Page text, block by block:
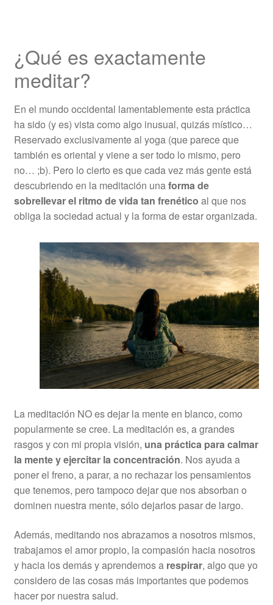
¿Qué es exactamente
meditar?
En el mundo occidental lamentablemente esta práctica
ha sido (y es) vista como algo inusual, quizás místico…
Reservado exclusivamente al yoga (que parece que
también es oriental y viene a ser todo lo mismo, pero
no… ;b). Pero lo cierto es que cada vez más gente está
descubriendo en la meditación unaforma de
sobrellevar el ritmo de vida tan frenético al que nos
obliga la sociedad actual y la forma de estar organizada.
La meditación NO es dejar la mente en blanco, como
popularmente se cree. La meditación es, a grandes
rasgos y con mi propia visión, una práctica para calmar
la mente y ejercitar la concentración. Nos ayuda a
poner el freno, a parar, a no rechazar los pensamientos
que tenemos, pero tampoco dejar que nos absorban o
dominen nuestra mente, sólo dejarlos pasar de largo.
Además, meditando nos abrazamos a nosotros mismos,
trabajamos el amor propio, la compasión hacia nosotros
y hacia los demás y aprendemos a respirar, algo que yo
considero de las cosas más importantes que podemos
hacer por nuestra salud.